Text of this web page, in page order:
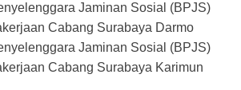
Jaminan Sosial (BPJS)
Cabang Surabaya Darmo
Jaminan Sosial (BPJS)
Cabang Surabaya Karimun